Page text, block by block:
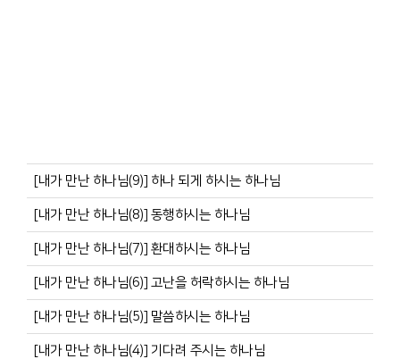
[내가 만난 하나님(9)] 하나 되게 하시는 하나님
[내가 만난 하나님(8)] 동행하시는 하나님
[내가 만난 하나님(7)] 환대하시는 하나님
[내가 만난 하나님(6)] 고난을 허락하시는 하나님
[내가 만난 하나님(5)] 말씀하시는 하나님
[내가 만난 하나님(4)] 기다려 주시는 하나님